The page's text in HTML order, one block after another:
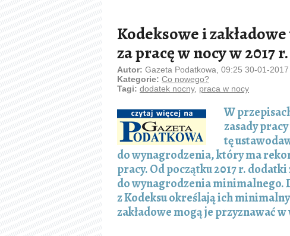
Kodeksowe i
za pracę w nocy w 2017 r.
Autor: Gazeta Podatkowa, 09:25 30-01-2017
Kategorie: Co nowego?
Tagi: dodatek nocny, praca w nocy
W
zasady
tę
do wynagrodzenia, który ma
pracy. Od początku 2017 r.
do wynagrodzenia minimalnego.
z Kodeksu określają ich
zakładowe mogą je przyznawać